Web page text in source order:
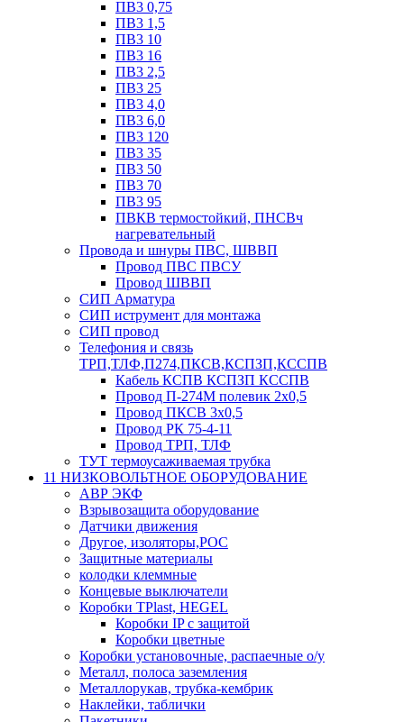
ПВ3 0,75
ПВ3 1,5
ПВ3 10
ПВ3 16
ПВ3 2,5
ПВ3 25
ПВ3 4,0
ПВ3 6,0
ПВ3 120
ПВ3 35
ПВ3 50
ПВ3 70
ПВ3 95
ПВКВ термостойкий, ПНСВч
нагревательный
Провода и шнуры ПВС, ШВВП
Провод ПВС ПВСУ
Провод ШВВП
СИП Арматура
СИП иструмент для монтажа
СИП провод
Телефония и связь
ТРП,ТЛФ,П274,ПКСВ,КСПЗП,КССПВ
Кабель КСПВ КСПЗП КССПВ
Провод П-274М полевик 2х0,5
Провод ПКСВ 3х0,5
Провод РК 75-4-11
Провод ТРП, ТЛФ
ТУТ термоусаживаемая трубка
11 НИЗКОВОЛЬТНОЕ ОБОРУДОВАНИЕ
АВР ЭКФ
Взрывозащита оборудование
Датчики движения
Другое, изоляторы,РОС
Защитные материалы
колодки клеммные
Концевые выключатели
Коробки TPlast, HEGEL
Коробки IP с защитой
Коробки цветные
Коробки установочные, распаечные о/у
Металл, полоса заземления
Металлорукав, трубка-кембрик
Наклейки, таблички